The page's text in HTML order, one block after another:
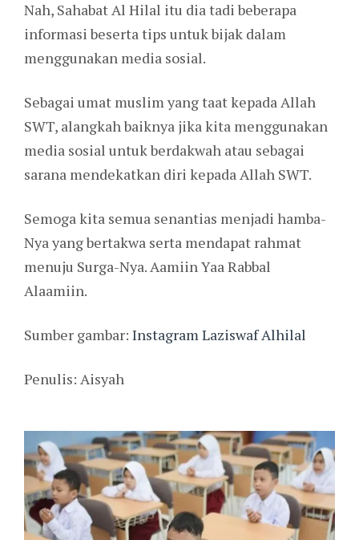
Nah, Sahabat Al Hilal itu dia tadi beberapa
informasi beserta tips untuk bijak dalam
menggunakan media sosial.
Sebagai umat muslim yang taat kepada Allah
SWT, alangkah baiknya jika kita menggunakan
media sosial untuk berdakwah atau sebagai
sarana mendekatkan diri kepada Allah SWT.
Semoga kita semua senantias menjadi hamba-
Nya yang bertakwa serta mendapat rahmat
menuju Surga-Nya. Aamiin Yaa Rabbal
Alaamiin.
Sumber gambar: Instagram Laziswaf Alhilal
Penulis: Aisyah